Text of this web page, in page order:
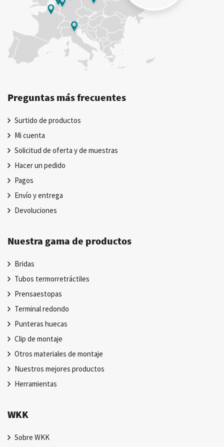
Preguntas más frecuentes
Surtido de productos
Mi cuenta
Solicitud de oferta y de muestras
Hacer un pedido
Pagos
Envío y entrega
Devoluciones
Nuestra gama de productos
Bridas
Tubos termorretráctiles
Prensaestopas
Terminal redondo
Punteras huecas
Clip de montaje
Otros materiales de montaje
Nuestros mejores productos
Herramientas
WKK
Sobre WKK